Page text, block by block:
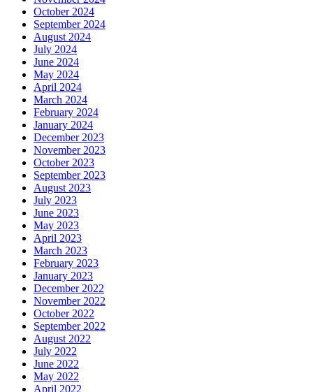
October 2024
September 2024
August 2024
July 2024
June 2024
May 2024
April 2024
March 2024
February 2024
January 2024
December 2023
November 2023
October 2023
September 2023
August 2023
July 2023
June 2023
May 2023
April 2023
March 2023
February 2023
January 2023
December 2022
November 2022
October 2022
September 2022
August 2022
July 2022
June 2022
May 2022
April 2022